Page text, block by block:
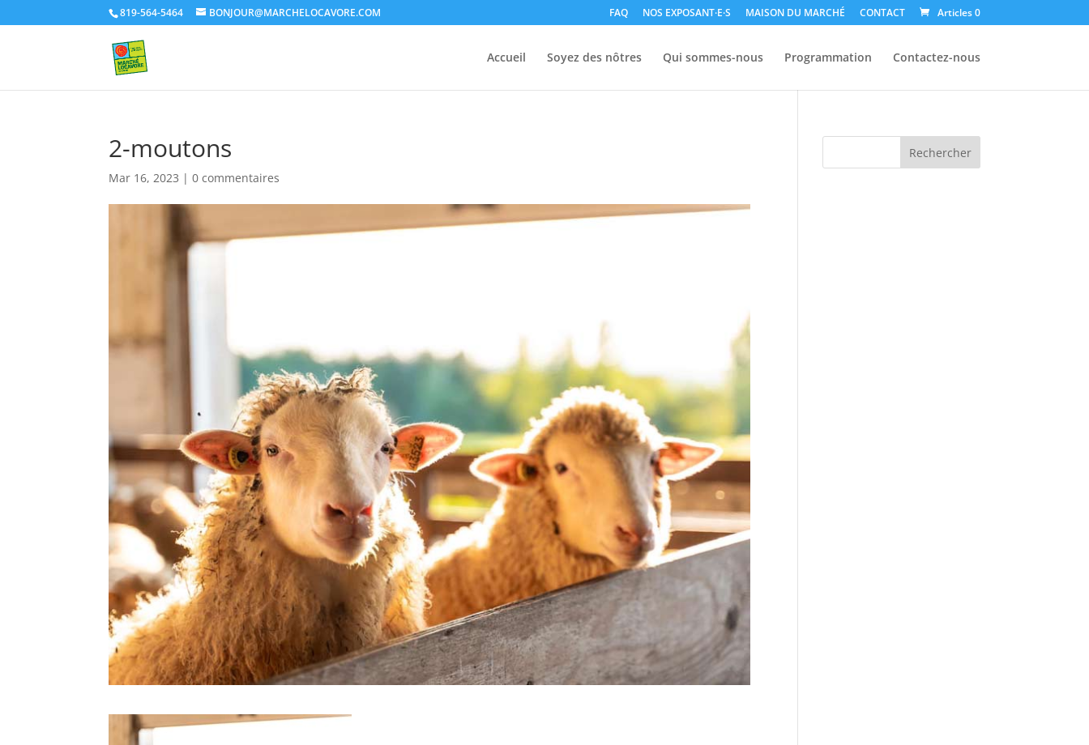
819-564-5464 BONJOUR@MARCHELOCAVORE.COM FAQ NOS EXPOSANT·E·S MAISON DU MARCHÉ CONTACT Articles 0
Accueil Soyez des nôtres Qui sommes-nous Programmation Contactez-nous
2-moutons
Mar 16, 2023 |0 commentaires
Rechercher